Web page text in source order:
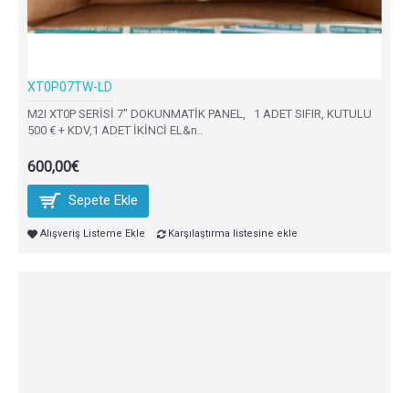
XT0P07TW-LD
M2I XT0P SERİSİ 7" DOKUNMATİK PANEL, 1 ADET SIFIR, KUTULU
500 € + KDV,1 ADET İKİNCİ EL&n..
600,00€
Sepete Ekle
Alışveriş Listeme Ekle Karşılaştırma listesine ekle